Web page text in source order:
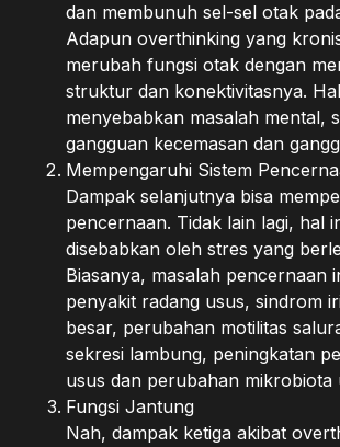
dan membunuh sel-sel otak
Adapun overthinking yang
merubah fungsi otak dengan
struktur dan konektivitasnya.
menyebabkan masalah mental,
gangguan kecemasan dan
Mempengaruhi Sistem
Dampak selanjutnya bisa
pencernaan. Tidak lain lagi, hal
disebabkan oleh stres yang
Biasanya, masalah pencernaan
penyakit radang usus, sindrom
besar, perubahan motilitas
sekresi lambung, peningkatan
usus dan perubahan mikrobiota
Fungsi Jantung
Nah, dampak ketiga akibat